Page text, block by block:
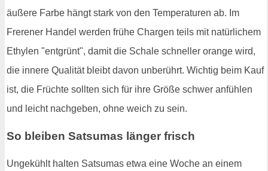
äußere Farbe hängt stark von den Temperaturen ab. Im
Frerener Handel werden frühe Chargen teils mit natürlichem
Ethylen "entgrünt", damit die Schale schneller orange wird,
die innere Qualität bleibt davon unberührt. Wichtig beim Kauf
ist, die Früchte sollten sich für ihre Größe schwer anfühlen
und leicht nachgeben, ohne weich zu sein.
So bleiben Satsumas länger frisch
Ungekühlt halten Satsumas etwa eine Woche an einem